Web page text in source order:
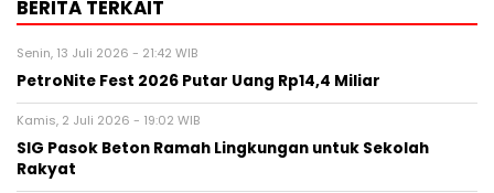
BERITA TERKAIT
Senin, 13 Juli 2026 - 21:42 WIB
PetroNite Fest 2026 Putar Uang Rp14,4 Miliar
Kamis, 2 Juli 2026 - 19:02 WIB
SIG Pasok Beton Ramah Lingkungan untuk Sekolah
Rakyat